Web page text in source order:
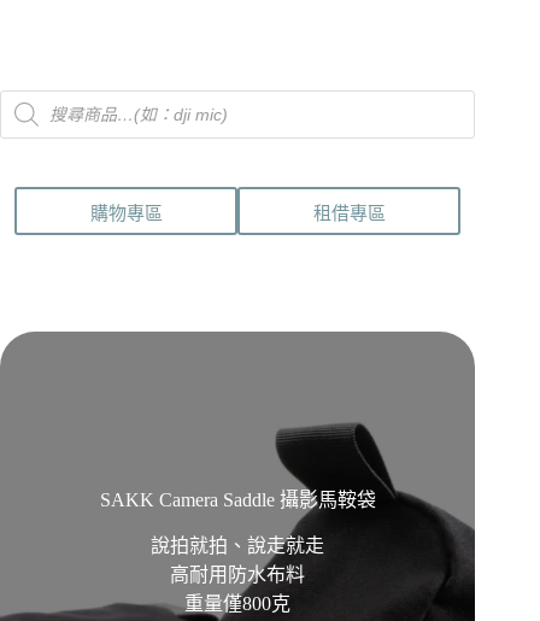
Products
search
購物專區 租借專區
SAKK Camera Saddle 攝影馬鞍袋
說拍就拍、說走就走
高耐用防水布料
重量僅800克